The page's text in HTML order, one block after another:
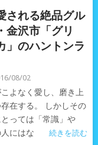
される絶品グル
金沢市「グリ
」のハントンラ
08/02
よなく愛し、磨き上
在する。 しかしその
っては「常識」や
にはな
続きを読む